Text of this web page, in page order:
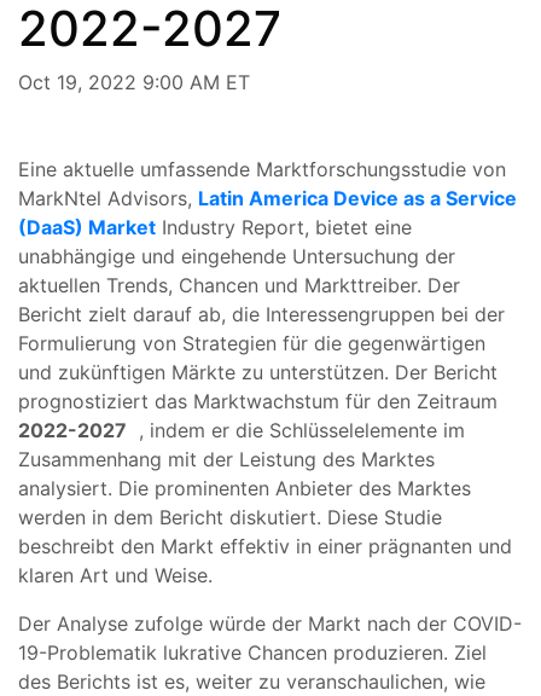
2022-2027
Oct 19, 2022 9:00 AM ET
Eine aktuelle umfassende Marktforschungsstudie von
MarkNtel Advisors, Latin America Device as a Service
(DaaS) Market Industry Report, bietet eine
unabhängige und eingehende Untersuchung der
aktuellen Trends, Chancen und Markttreiber. Der
Bericht zielt darauf ab, die Interessengruppen bei der
Formulierung von Strategien für die gegenwärtigen
und zukünftigen Märkte zu unterstützen. Der Bericht
prognostiziert das Marktwachstum für den Zeitraum
2022-2027 , indem er die Schlüsselelemente im
Zusammenhang mit der Leistung des Marktes
analysiert. Die prominenten Anbieter des Marktes
werden in dem Bericht diskutiert. Diese Studie
beschreibt den Markt effektiv in einer prägnanten und
klaren Art und Weise.
Der Analyse zufolge würde der Markt nach der COVID-
19-Problematik lukrative Chancen produzieren. Ziel
des Berichts ist es, weiter zu veranschaulichen, wie